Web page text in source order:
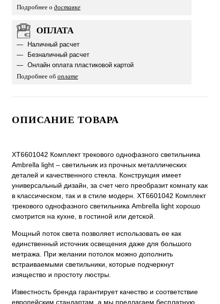
Подробнее о доставке
ОПЛАТА
Наличный расчет
Безналичный расчет
Онлайн оплата пластиковой картой
Подробнее об оплате
ОПИСАНИЕ ТОВАРА
XT6601042 Комплект трекового однофазного светильника
Ambrella light – светильник из прочных металлических
деталей и качественного стекла. Конструкция имеет
универсальный дизайн, за счет чего преобразит комнату как
в классическом, так и в стиле модерн. XT6601042 Комплект
трекового однофазного светильника Ambrella light хорошо
смотрится на кухне, в гостиной или детской.
Мощный поток света позволяет использовать ее как
единственный источник освещения даже для большого
метража. При желании потолок можно дополнить
встраиваемыми светильники, которые подчеркнут
изящество и простоту люстры.
Известность бренда гарантирует качество и соответствие
европейским стандартам, а мы предлагаем бесплатную